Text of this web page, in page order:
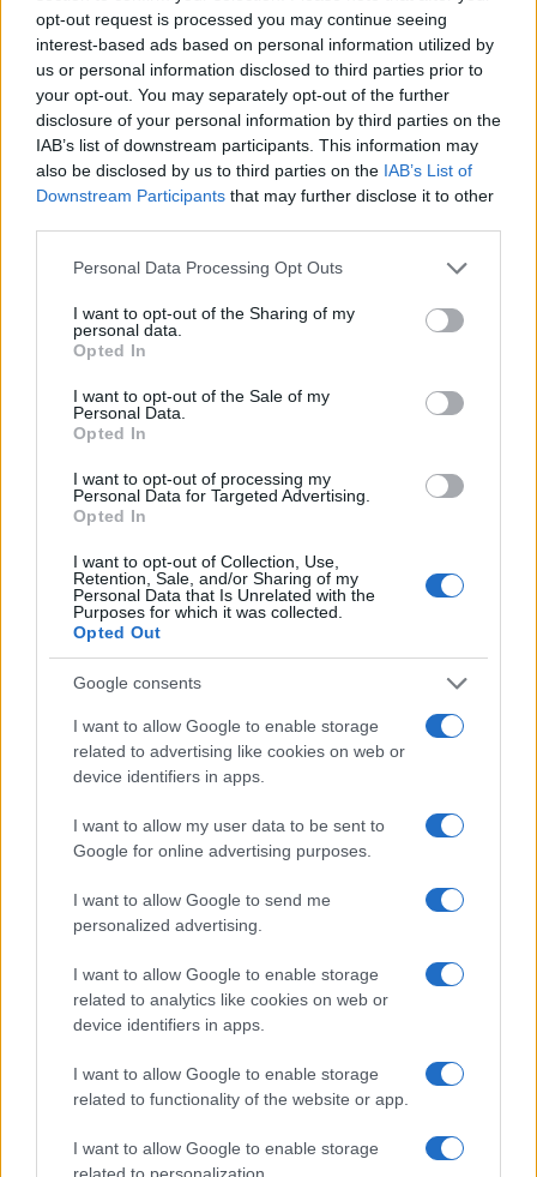
opt-out request is processed you may continue seeing
interest-based ads based on personal information utilized by
us or personal information disclosed to third parties prior to
your opt-out. You may separately opt-out of the further
disclosure of your personal information by third parties on the
IAB’s list of downstream participants. This information may
also be disclosed by us to third parties on the IAB’s List of
Downstream Participants that may further disclose it to other
Please note that this website/app uses one or more Google
not limited to your visit or usage behaviour. You may click to
grant or deny consent to Google and its third-party tags to
use your data for below specified purposes in below Google
consent section.
Personal Data Processing Opt Outs
I want to opt-out of the Sharing of my
personal data.
Opted In
I want to opt-out of the Sale of my
Personal Data.
Opted In
I want to opt-out of processing my
Personal Data for Targeted Advertising.
Opted In
I want to opt-out of Collection, Use,
Retention, Sale, and/or Sharing of my
Personal Data that Is Unrelated with the
Purposes for which it was collected.
Opted Out
Google consents
I want to allow Google to enable storage
related to advertising like cookies on web or
device identifiers in apps.
I want to allow my user data to be sent to
Google for online advertising purposes.
I want to allow Google to send me
personalized advertising.
I want to allow Google to enable storage
related to analytics like cookies on web or
device identifiers in apps.
I want to allow Google to enable storage
related to functionality of the website or app.
I want to allow Google to enable storage
related to personalization.
Continua a leggere
sua affascinante storia
Alessandro Tassinari · 8 Ago 2026
LUOGHI DA VEDERE